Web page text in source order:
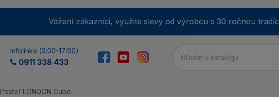
Vážení zákazníci, využite slevy od výrobcu s 30 ročnou
Infolinka (9:00-17:00)
0911 338 433
Posteľ LONDON Cube